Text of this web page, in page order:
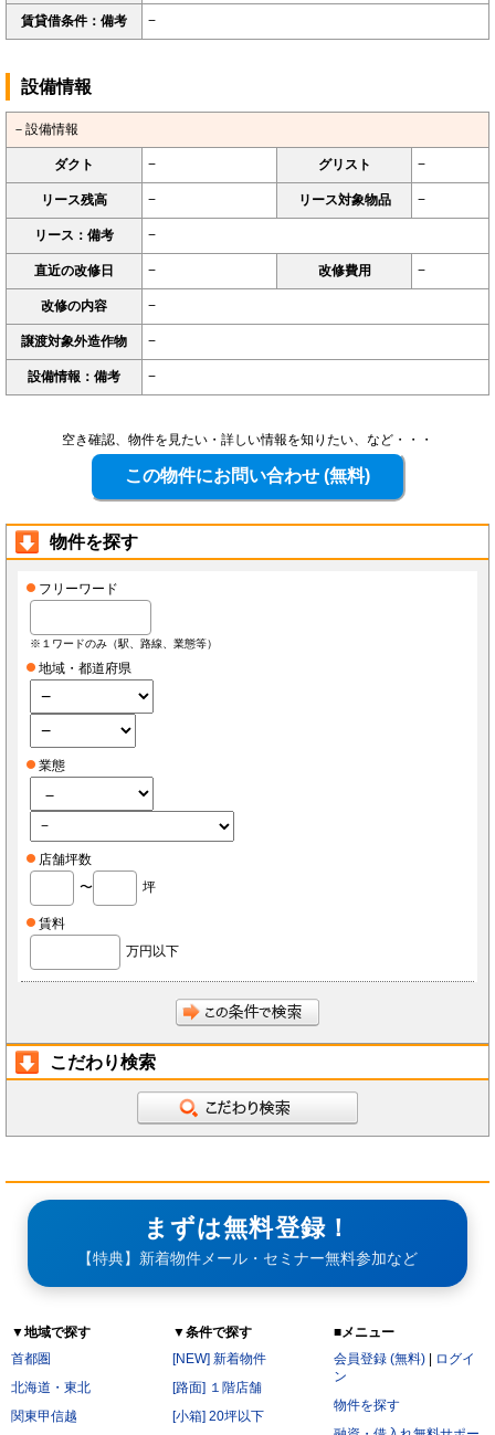
賃貸借条件：備考 −
設備情報
－設備情報
ダクト − グリスト −
リース残高 − リース対象物品 −
リース：備考 −
直近の改修日 − 改修費用 −
改修の内容 −
譲渡対象外造作物 −
設備情報：備考 −
空き確認、物件を見たい・詳しい情報を知りたい、など・・・
物件を探す
フリーワード
※１ワードのみ（駅、路線、業態等）
地域・都道府県
業態
店舗坪数
〜
坪
賃料
万円以下
こだわり検索
まずは無料登録！
【特典】新着物件メール・セミナー無料参加など
▼地域で探す
首都圏
北海道・東北
関東甲信越
▼条件で探す
[NEW] 新着物件
[路面] １階店舗
[小箱] 20坪以下
■メニュー
会員登録 (無料) | ログイ
ン
物件を探す